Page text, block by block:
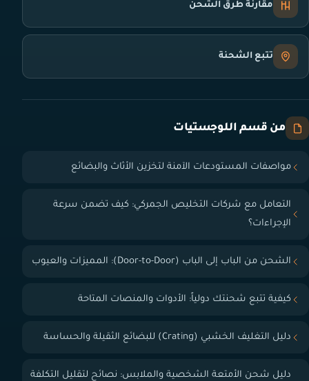
مقارنة طرق الشحن
تتبع الشحنة
من قسم اللوجستيات
مواصفات المستودعات الآمنة لتخزين الأثاث والبضائع
التعامل مع شركات التخليص الجمركي: كيف تضمن سرعة
الإجراءات؟
الشحن من الباب إلى الباب (Door-to-Door): المميزات والعيوب
كيفية تتبع شحنتك دولياً: الأدوات والمنصات المتاحة
دليل التغليف الخشبي (Crating) للبضائع الثقيلة والحساسة
دليل شحن الأمتعة الشخصية والملابس: نصائح لتقليل التكلفة